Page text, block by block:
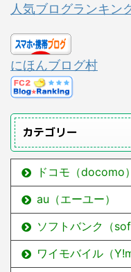
人気ブログランキン
にほんブログ村
カテゴリー
ドコモ（docomo）
au（エーユー）
ソフトバンク（
ワイモバイル（